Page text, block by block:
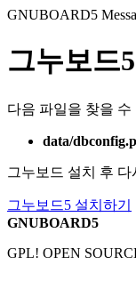
GNUBOARD5
그누보드
다음 파일을 찾을 수
data/
그누보드 설치 후
그누보드5 설치하기
GNUBOARD5
GPL! OPEN